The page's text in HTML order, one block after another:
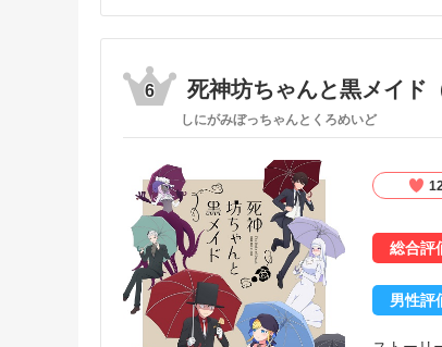
告⽩、合
ブラック
照】
6 死神坊ちゃんと黒メイド
しにがみぼっちゃんとくろめいど
総合評
男性評